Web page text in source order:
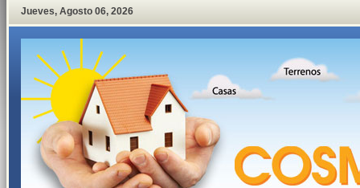
Jueves, Agosto 06, 2026